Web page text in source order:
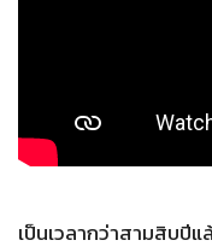
เป็นเวลากว่าสามสิบปี